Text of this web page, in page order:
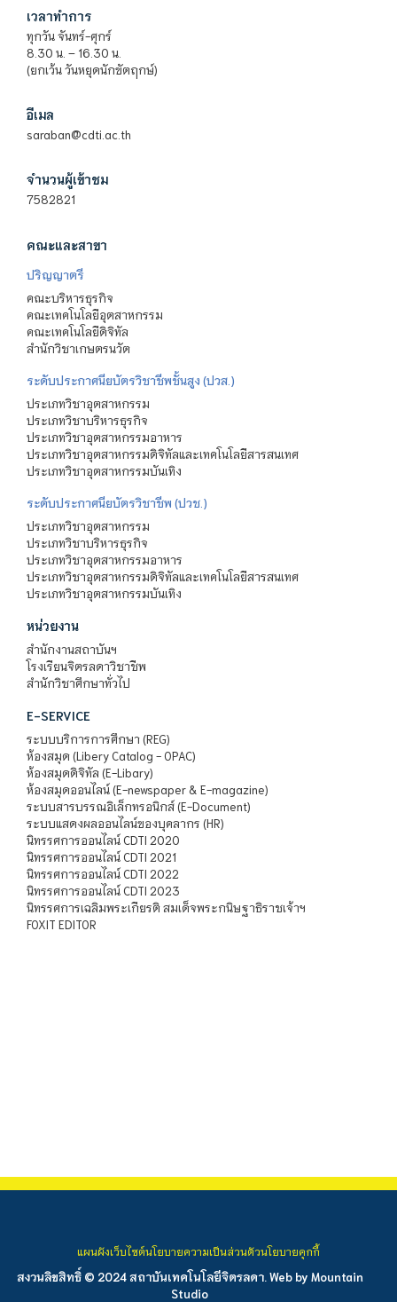
เวลาทำการ
ทุกวัน จันทร์-ศุกร์
8.30 น. – 16.30 น.
(ยกเว้น วันหยุดนักขัตฤกษ์)
อีเมล
saraban@cdti.ac.th
จำนวนผู้เข้าชม
7582821
คณะและสาขา
ปริญญาตรี
คณะบริหารธุรกิจ
คณะเทคโนโลยีอุตสาหกรรม
คณะเทคโนโลยีดิจิทัล
สำนักวิชาเกษตรนวัต
ระดับประกาศนียบัตรวิชาชีพชั้นสูง (ปวส.)
ประเภทวิชาอุตสาหกรรม
ประเภทวิชาบริหารธุรกิจ
ประเภทวิชาอุตสาหกรรมอาหาร
ประเภทวิชาอุตสาหกรรมดิจิทัลและเทคโนโลยีสารสนเทศ
ประเภทวิชาอุตสาหกรรมบันเทิง
ระดับประกาศนียบัตรวิชาชีพ (ปวช.)
ประเภทวิชาอุตสาหกรรม
ประเภทวิชาบริหารธุรกิจ
ประเภทวิชาอุตสาหกรรมอาหาร
ประเภทวิชาอุตสาหกรรมดิจิทัลและเทคโนโลยีสารสนเทศ
ประเภทวิชาอุตสาหกรรมบันเทิง
หน่วยงาน
สำนักงานสถาบันฯ
โรงเรียนจิตรลดาวิชาชีพ
สำนักวิชาศึกษาทั่วไป
E-SERVICE
ระบบบริการการศึกษา (REG)
ห้องสมุด (Libery Catalog - OPAC)
ห้องสมุดดิจิทัล (E-Libary)
ห้องสมุดออนไลน์ (E-newspaper & E-magazine)
ระบบสารบรรณอิเล็กทรอนิกส์ (E-Document)
ระบบแสดงผลออนไลน์ของบุคลากร (HR)
นิทรรศการออนไลน์ CDTI 2020
นิทรรศการออนไลน์ CDTI 2021
นิทรรศการออนไลน์ CDTI 2022
นิทรรศการออนไลน์ CDTI 2023
นิทรรศการเฉลิมพระเกียรติ สมเด็จพระกนิษฐาธิราชเจ้าฯ
FOXIT EDITOR
สงวนลิขสิทธิ์ © 2024 สถาบันเทคโนโลยีจิตรลดา. Web by Mountain
Studio
แผนผังเว็บไซต์นโยบายความเป็นส่วนตัวนโยบายคุกกี้